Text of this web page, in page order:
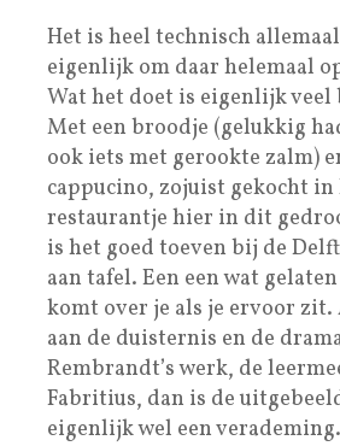
Het is heel technisch
eigenlijk om daar helemaal
Wat het doet is eigenlijk
Met een broodje (gelukkig
ook iets met gerookte zalm)
cappucino, zojuist gekocht in
restaurantje hier in dit
is het goed toeven bij de
aan tafel. Een een wat
komt over je als je ervoor zit.
aan de duisternis en de
Rembrandt’s werk, de
Fabritius, dan is de
eigenlijk wel een verademing.